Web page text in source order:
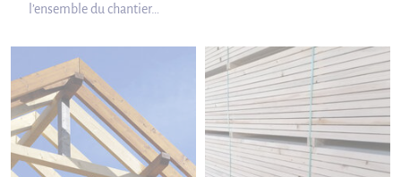
l’ensemble du chantier…